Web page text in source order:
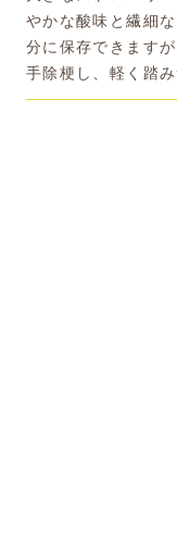
やかな酸味と繊細
分に保存できます
手除梗し、軽く踏み